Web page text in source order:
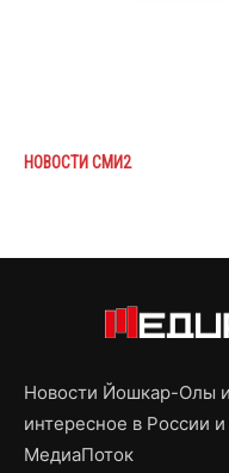
НОВОСТИ СМИ2
Новости Йошкар-Олы
интересное в России
МедиаПоток